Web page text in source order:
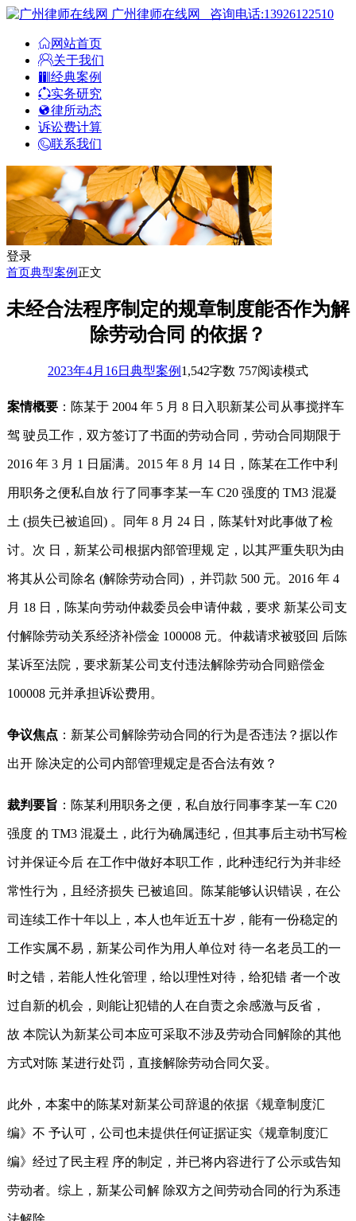
广州律师在线网 咨询电话:13926122510
网站首页
关于我们
经典案例
实务研究
律所动态
诉讼费计算
联系我们
登录
首页典型案例 正文
未经合法程序制定的规章制度能否作为解
除劳动合同 的依据？
2023年4月16日 典型案例 1,542字数 757阅读模式
案情概要 ：陈某于 2004 年 5 月 8 日入职新某公司从事搅拌车
驾 驶员工作，双方签订了书面的劳动合同，劳动合同期限于
2016 年 3 月 1 日届满。2015 年 8 月 14 日，陈某在工作中利
用职务之便私自放 行了同事李某一车 C20 强度的 TM3 混凝
土 (损失已被追回) 。同年 8 月 24 日，陈某针对此事做了检
讨。次 日，新某公司根据内部管理规 定，以其严重失职为由
将其从公司除名 (解除劳动合同) ，并罚款 500 元。2016 年 4
月 18 日，陈某向劳动仲裁委员会申请仲裁，要求 新某公司支
付解除劳动关系经济补偿金 100008 元。仲裁请求被驳回 后陈
某诉至法院，要求新某公司支付违法解除劳动合同赔偿金
100008 元并承担诉讼费用。
争议焦点 ：新某公司解除劳动合同的行为是否违法？据以作
出开 除决定的公司内部管理规定是否合法有效？
裁判要旨 ：陈某利用职务之便，私自放行同事李某一车 C20
强度 的 TM3 混凝土，此行为确属违纪，但其事后主动书写检
讨并保证今后 在工作中做好本职工作，此种违纪行为并非经
常性行为，且经济损失 已被追回。陈某能够认识错误，在公
司连续工作十年以上，本人也年近五十岁，能有一份稳定的
工作实属不易，新某公司作为用人单位对 待一名老员工的一
时之错，若能人性化管理，给以理性对待，给犯错 者一个改
过自新的机会，则能让犯错的人在自责之余感激与反省，
故 本院认为新某公司本应可采取不涉及劳动合同解除的其他
方式对陈 某进行处罚，直接解除劳动合同欠妥。
此外，本案中的陈某对新某公司辞退的依据《规章制度汇
编》不 予认可，公司也未提供任何证据证实《规章制度汇
编》经过了民主程 序的制定，并已将内容进行了公示或告知
劳动者。综上，新某公司解 除双方之间劳动合同的行为系违